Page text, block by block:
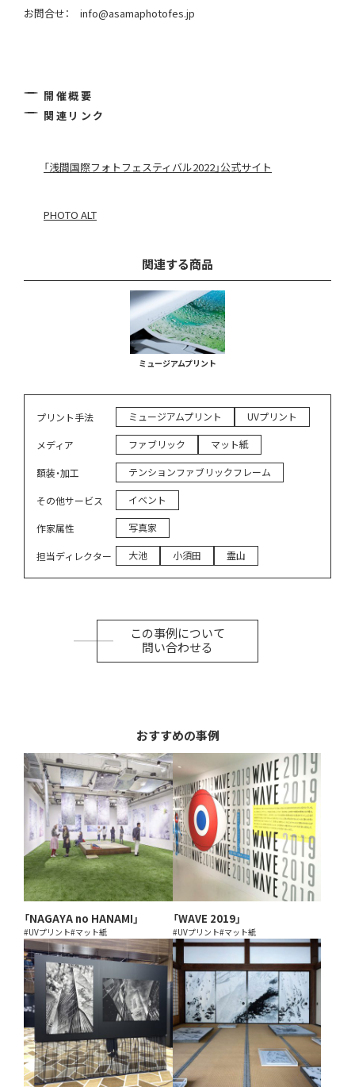
お問合せ： info@asamaphotofes.jp
開催概要
関連リンク
「浅間国際フォトフェスティバル2022」公式サイト
PHOTO ALT
関連する商品
ミュージアムプリント
プリント手法 ミュージアムプリント UVプリント
メディア ファブリック マット紙
額装・加工 テンションファブリックフレーム
その他サービス イベント
作家属性 写真家
担当ディレクター 大池 小須田 霊山
この事例について
問い合わせる
おすすめの事例
「NAGAYA no HANAMI」
#UVプリント#マット紙
「WAVE 2019」
#UVプリント#マット紙